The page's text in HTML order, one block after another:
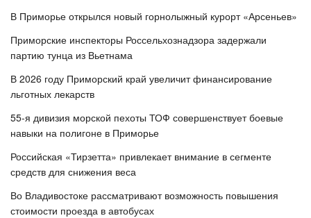
В Приморье открылся новый горнолыжный курорт «Арсеньев»
Приморские инспекторы Россельхознадзора задержали
партию тунца из Вьетнама
В 2026 году Приморский край увеличит финансирование
льготных лекарств
55-я дивизия морской пехоты ТОФ совершенствует боевые
навыки на полигоне в Приморье
Российская «Тирзетта» привлекает внимание в сегменте
средств для снижения веса
Во Владивостоке рассматривают возможность повышения
стоимости проезда в автобусах